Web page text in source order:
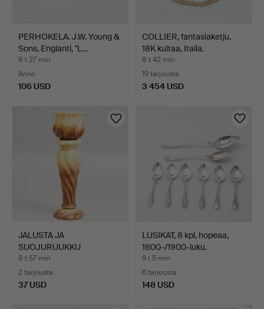
PERHOKELA. J.W. Young &
Sons, Englanti, "L…
8 t 27 min
Arvio
106 USD
COLLIER, fantasiaketju,
18K kultaa, Italia.
8 t 42 min
19 tarjousta
3 454 USD
JALUSTA JA
SUOJURUUKKU
Gustavsberg, 1895 p…
8 t 57 min
2 tarjousta
37 USD
LUSIKAT, 8 kpl, hopeaa,
1800-/1900-luku.
9 t 5 min
6 tarjousta
148 USD